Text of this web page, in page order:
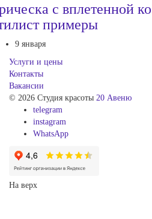
с вплетенной
примеры
9 января
Услуги и цены
Контакты
Вакансии
© 2026 Студия красоты 20 Авеню
telegram
instagram
WhatsApp
На верх